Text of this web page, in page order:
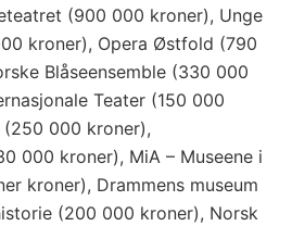
(900 000 kroner), Unge
kroner), Opera Østfold (790
Blåseensemble (330 000
Teater (150 000
(250 000 kroner),
000 kroner), MiA – Museene i
kroner), Drammens museum
(200 000 kroner), Norsk